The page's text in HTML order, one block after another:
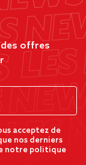
offres
acceptez de
nos derniers
notre politique